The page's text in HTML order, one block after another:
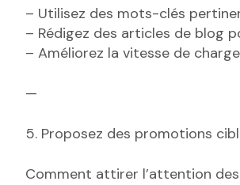
– Utilisez des mots-clés
– Rédigez des articles de blog
– Améliorez la vitesse de
—
5. Proposez des promotions
Comment attirer l’attention